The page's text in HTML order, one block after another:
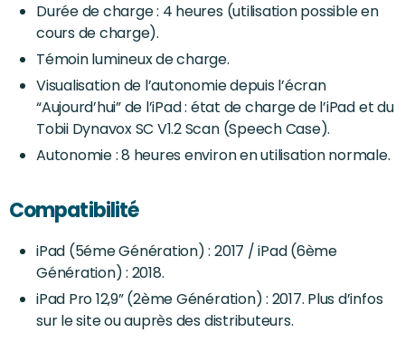
Durée de charge : 4 heures (utilisation possible en
cours de charge).
Témoin lumineux de charge.
Visualisation de l’autonomie depuis l’écran
“Aujourd’hui” de l’iPad : état de charge de l’iPad et du
Tobii Dynavox SC V1.2 Scan (Speech Case).
Autonomie : 8 heures environ en utilisation normale.
Compatibilité
iPad (5éme Génération) : 2017 / iPad (6ème
Génération) : 2018.
iPad Pro 12,9” (2ème Génération) : 2017. Plus d’infos
sur le site ou auprès des distributeurs.